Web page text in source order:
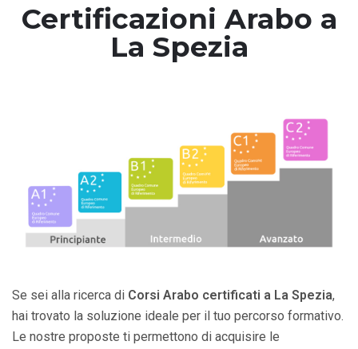
Certificazioni Arabo a
La Spezia
Se sei alla ricerca di Corsi Arabo certificati a La Spezia,
hai trovato la soluzione ideale per il tuo percorso formativo.
Le nostre proposte ti permettono di acquisire le